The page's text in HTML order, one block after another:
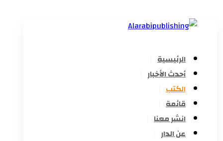
الرئيسية
أحدث الأخبار
الكتب
قائمة
انشر معنا
عن الدار